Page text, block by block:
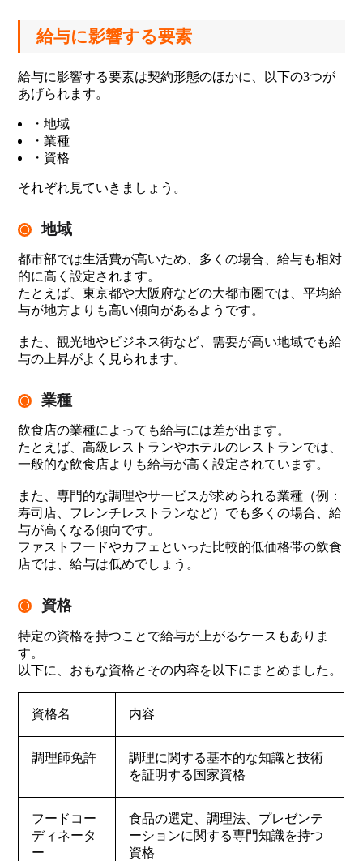
給与に影響する要素
給与に影響する要素は契約形態のほかに、以下の3つが
あげられます。
・地域
・業種
・資格
それぞれ見ていきましょう。
地域
都市部では生活費が高いため、多くの場合、給与も相対
的に高く設定されます。
たとえば、東京都や大阪府などの大都市圏では、平均給
与が地方よりも高い傾向があるようです。
また、観光地やビジネス街など、需要が高い地域でも給
与の上昇がよく見られます。
業種
飲食店の業種によっても給与には差が出ます。
たとえば、高級レストランやホテルのレストランでは、
一般的な飲食店よりも給与が高く設定されています。
また、専門的な調理やサービスが求められる業種（例：
寿司店、フレンチレストランなど）でも多くの場合、給
与が高くなる傾向です。
ファストフードやカフェといった比較的低価格帯の飲食
店では、給与は低めでしょう。
資格
特定の資格を持つことで給与が上がるケースもありま
す。
以下に、おもな資格とその内容を以下にまとめました。
資格名 内容
調理師免許
調理に関する基本的な知識と技術
を証明する国家資格
フードコー
ディネータ
ー
食品の選定、調理法、プレゼンテ
ーションに関する専門知識を持つ
資格